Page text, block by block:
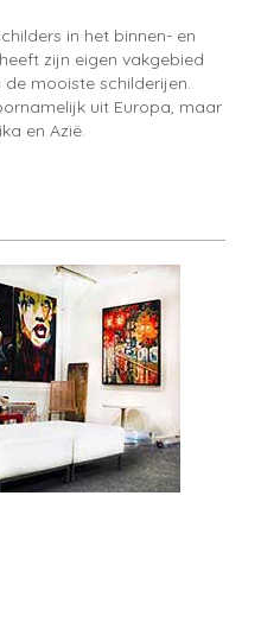
in het binnen- en
zijn eigen vakgebied
mooiste schilderijen.
uit Europa, maar
en Azië.